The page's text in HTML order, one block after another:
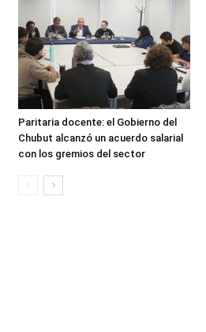
Paritaria docente: el Gobierno del
Chubut alcanzó un acuerdo salarial
con los gremios del sector